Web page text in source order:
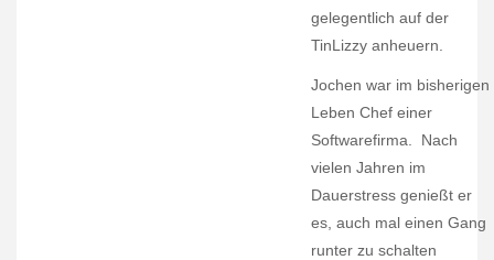
gelegentlich auf der
TinLizzy anheuern.
Jochen war im bisherigen
Leben Chef einer
Softwarefirma. Nach
vielen Jahren im
Dauerstress genießt er
es, auch mal einen Gang
runter zu schalten